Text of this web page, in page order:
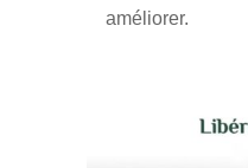
améliorer.